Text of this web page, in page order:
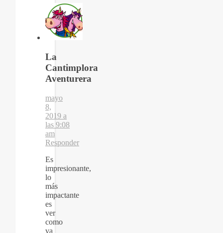
La
Cantimplora
Aventurera
mayo
8,
2019 a
las 9:08
am
Responder
Es
impresionante,
lo
más
impactante
es
ver
como
va